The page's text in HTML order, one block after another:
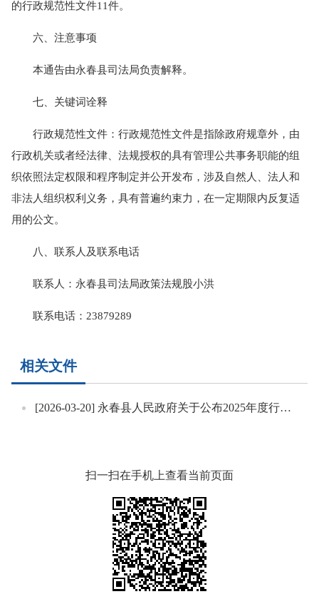
的行政规范性文件11件。
六、注意事项
本通告由永春县司法局负责解释。
七、关键词诠释
行政规范性文件：行政规范性文件是指除政府规章外，由
行政机关或者经法律、法规授权的具有管理公共事务职能的组
织依照法定权限和程序制定并公开发布，涉及自然人、法人和
非法人组织权利义务，具有普遍约束力，在一定期限内反复适
用的公文。
八、联系人及联系电话
联系人：永春县司法局政策法规股小洪
联系电话：23879289
相关文件
[2026-03-20] 永春县人民政府关于公布2025年度行政规范性文件清理结果的通告
扫一扫在手机上查看当前页面